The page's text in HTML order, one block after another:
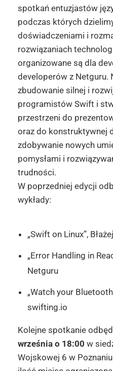
spotkań entuzjastów
podczas których
doświadczeniami i
rozwiązaniach
organizowane są dla
developerów z Netguru.
zbudowanie silnej i
programistów Swift i
przestrzeni do
oraz do konstruktywnej
zdobywanie nowych
pomysłami i
trudności.
W poprzedniej edycji
wykłady:
„Swift on Linux”,
„Error Handling in
Netguru
„Watch your
swifting.io
Kolejne spotkanie
września o 18:00 w
Wojskowej 6 w